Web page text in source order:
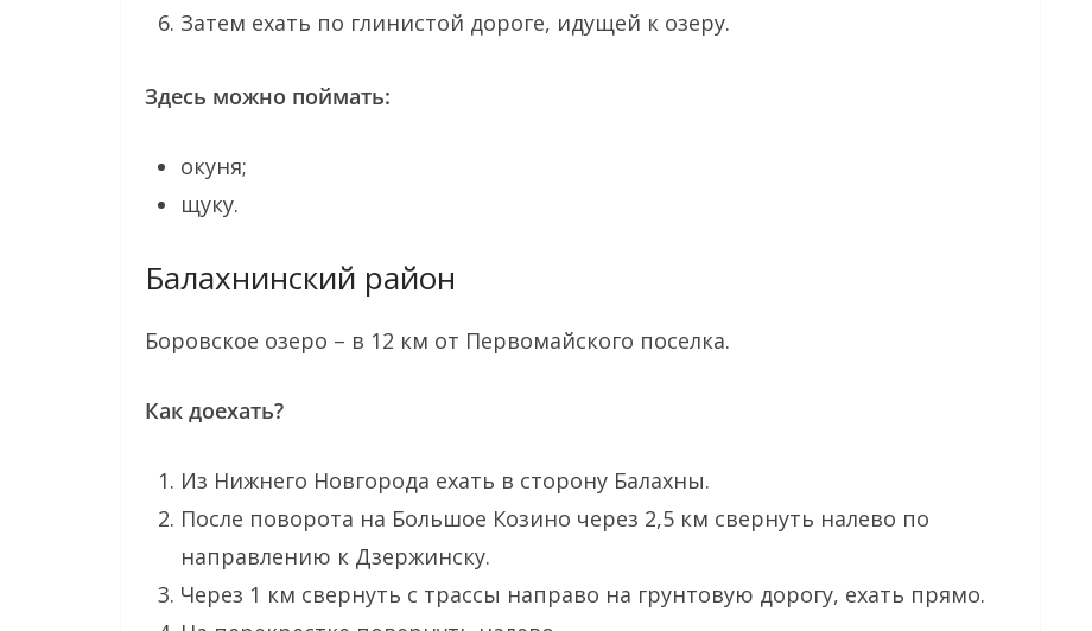
Затем ехать по глинистой дороге, идущей к озеру.
Здесь можно поймать:
окуня;
щуку.
Балахнинский район
Боровское озеро – в 12 км от Первомайского поселка.
Как доехать?
Из Нижнего Новгорода ехать в сторону Балахны.
После поворота на Большое Козино через 2,5 км свернуть налево по
направлению к Дзержинску.
Через 1 км свернуть с трассы направо на грунтовую дорогу, ехать прямо.